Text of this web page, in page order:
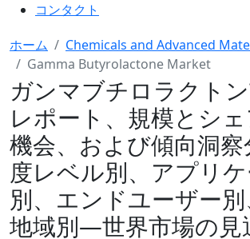
コンタクト
ホーム
Chemicals and Advanced
Gamma Butyrolactone Market
ガンマブチロラクト
レポート、規模とシ
機会、および傾向洞
度レベル別、アプリ
別、エンドユーザー
地域別―世界市場の見